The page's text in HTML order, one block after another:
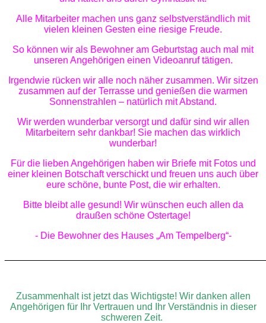
Alle Mitarbeiter machen uns ganz selbstverständlich mit
vielen kleinen Gesten eine riesige Freude.
So können wir als Bewohner am Geburtstag auch mal mit
unseren Angehörigen einen Videoanruf tätigen.
Irgendwie rücken wir alle noch näher zusammen. Wir sitzen
zusammen auf der Terrasse und genießen die warmen
Sonnenstrahlen – natürlich mit Abstand.
Wir werden wunderbar versorgt und dafür sind wir allen
Mitarbeitern sehr dankbar! Sie machen das wirklich
wunderbar!
Für die lieben Angehörigen haben wir Briefe mit Fotos und
einer kleinen Botschaft verschickt und freuen uns auch über
eure schöne, bunte Post, die wir erhalten.
Bitte bleibt alle gesund! Wir wünschen euch allen da
draußen schöne Ostertage!
- Die Bewohner des Hauses „Am Tempelberg“-
Zusammenhalt ist jetzt das Wichtigste! Wir danken allen
Angehörigen für Ihr Vertrauen und Ihr Verständnis in dieser
schweren Zeit.